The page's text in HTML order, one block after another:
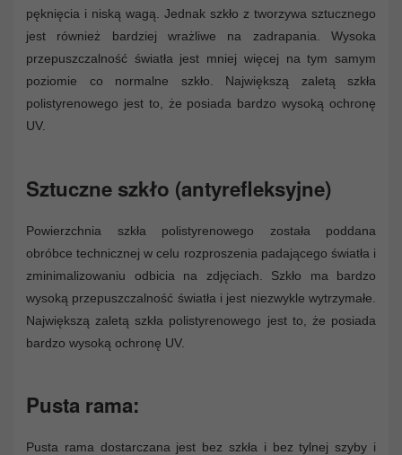
pęknięcia i niską wagą. Jednak szkło z tworzywa sztucznego
jest również bardziej wrażliwe na zadrapania. Wysoka
przepuszczalność światła jest mniej więcej na tym samym
poziomie co normalne szkło. Największą zaletą szkła
polistyrenowego jest to, że posiada bardzo wysoką ochronę
UV.
Sztuczne szkło (antyrefleksyjne)
Powierzchnia szkła polistyrenowego została poddana
obróbce technicznej w celu rozproszenia padającego światła i
zminimalizowaniu odbicia na zdjęciach. Szkło ma bardzo
wysoką przepuszczalność światła i jest niezwykle wytrzymałe.
Największą zaletą szkła polistyrenowego jest to, że posiada
bardzo wysoką ochronę UV.
Pusta rama:
Pusta rama dostarczana jest bez szkła i bez tylnej szyby i